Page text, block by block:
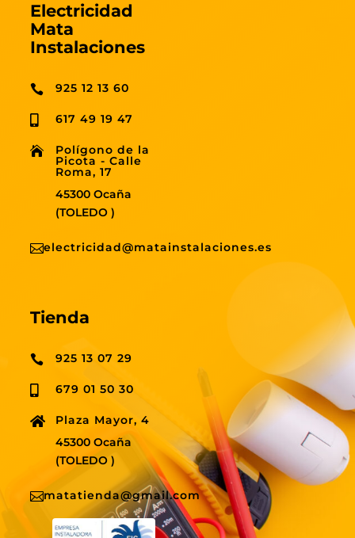
Electricidad
Mata
Instalaciones
 925 12 13 60
 617 49 19 47
 Polígono de la
Picota - Calle
Roma, 17
45300 Ocaña
(TOLEDO )
electricidad@matainstalaciones.es
Tienda
 925 13 07 29
 679 01 50 30

Plaza Mayor, 4
45300 Ocaña
(TOLEDO )
matatienda@gmail.com